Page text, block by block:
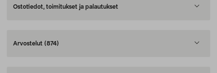
Ostotiedot, toimitukset ja palautukset
Arvostelut (874)